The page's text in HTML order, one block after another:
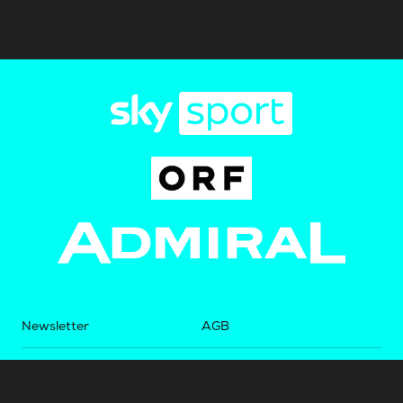
Newsletter AGB